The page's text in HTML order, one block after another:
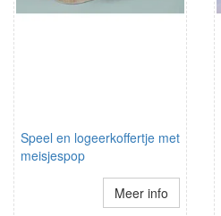
Speel en logeerkoffertje met
meisjespop
Meer info